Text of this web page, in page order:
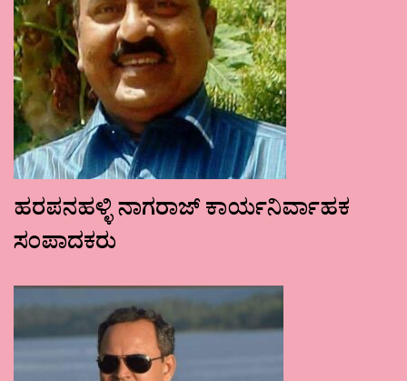
ಹರಪನಹಳ್ಳಿ ನಾಗರಾಜ್ ಕಾರ್ಯನಿರ್ವಾಹಕ
ಸಂಪಾದಕರು